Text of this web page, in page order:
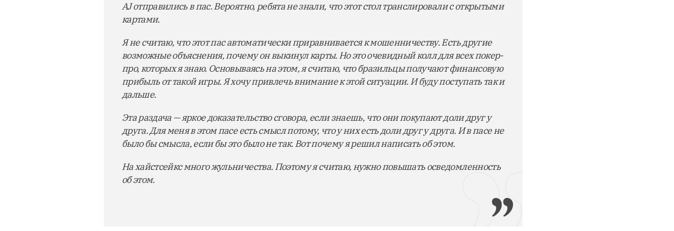
AJ отправились в пас. Вероятно, ребята не знали, что этот стол транслировали с открытыми
картами.
Я не считаю, что этот пас автоматически приравнивается к мошенничеству. Есть другие
возможные объяснения, почему он выкинул карты. Но это очевидный колл для всех покер-
про, которых я знаю. Основываясь на этом, я считаю, что бразильцы получают финансовую
прибыль от такой игры. Я хочу привлечь внимание к этой ситуации. И буду поступать так и
дальше.
Эта раздача — яркое доказательство сговора, если знаешь, что они покупают доли друг у
друга. Для меня в этом пасе есть смысл потому, что у них есть доли друг у друга. И в пасе не
было бы смысла, если бы это было не так. Вот почему я решил написать об этом.
На хайстсейкс много жульничества. Поэтому я считаю, нужно повышать осведомленность
об этом.